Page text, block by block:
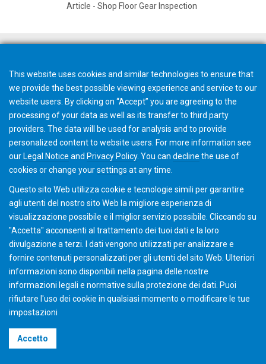
Article - Shop Floor Gear Inspection
Preventivo rapido
Inviateci una email
Condizioni di vendita
This website uses cookies and similar technologies to ensure that
we provide the best possible viewing experience and service to our
website users. By clicking on “Accept” you are agreeing to the
processing of your data as well as its transfer to third party
providers. The data will be used for analysis and to provide
personalized content to website users. For more information see
our Legal Notice and Privacy Policy. You can decline the use of
cookies or change yoursettings at any time.
Questo sito Web utilizza cookie e tecnologie simili per garantire
agli utenti del nostro sito Web la migliore esperienza di
visualizzazione possibile e il miglior servizio possibile. Cliccando su
"Accetta" acconsenti al ​​trattamento dei tuoi dati e la loro
divulgazione a terzi. I dati vengono utilizzati per analizzare e
fornire contenuti personalizzati per gli utenti del sito Web. Ulteriori
informazioni sono disponibili nella pagina delle nostre
informazioni legali e normative sulla protezione dei dati. Puoi
rifiutare l'uso dei cookie in qualsiasi momento o modificare le tue
impostazioni
Accetto